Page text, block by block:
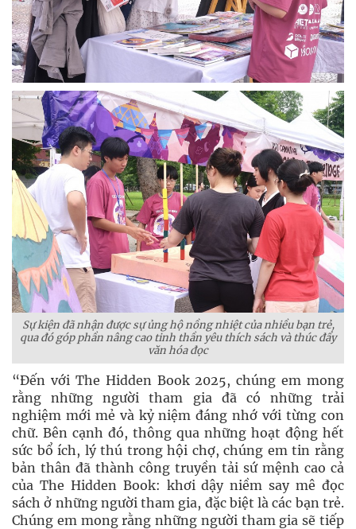
Sự kiện đã nhận được sự ủng hộ nồng nhiệt của nhiều bạn trẻ,
qua đó góp phần nâng cao tinh thần yêu thích sách và thúc đẩy
văn hóa đọc
“Đến với The Hidden Book 2025, chúng em mong
rằng những người tham gia đã có những trải
nghiệm mới mẻ và kỷ niệm đáng nhớ với từng con
chữ. Bên cạnh đó, thông qua những hoạt động hết
sức bổ ích, lý thú trong hội chợ, chúng em tin rằng
bản thân đã thành công truyền tải sứ mệnh cao cả
của The Hidden Book: khơi dậy niềm say mê đọc
sách ở những người tham gia, đặc biệt là các bạn trẻ.
Chúng em mong rằng những người tham gia sẽ tiếp